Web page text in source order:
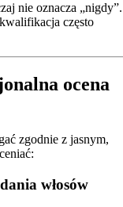
nie oznacza „nigdy”.
często
ocena
zgodnie z jasnym,
włosów